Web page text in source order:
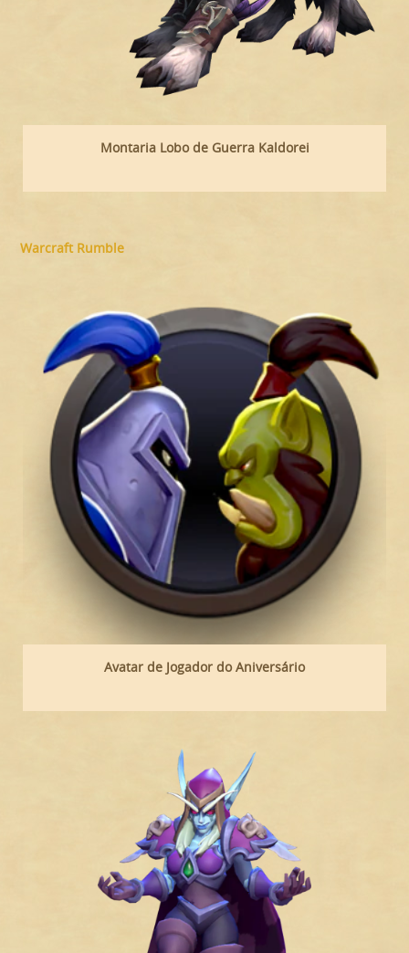
Montaria Lobo de Guerra Kaldorei
Warcraft Rumble
Avatar de Jogador do Aniversário